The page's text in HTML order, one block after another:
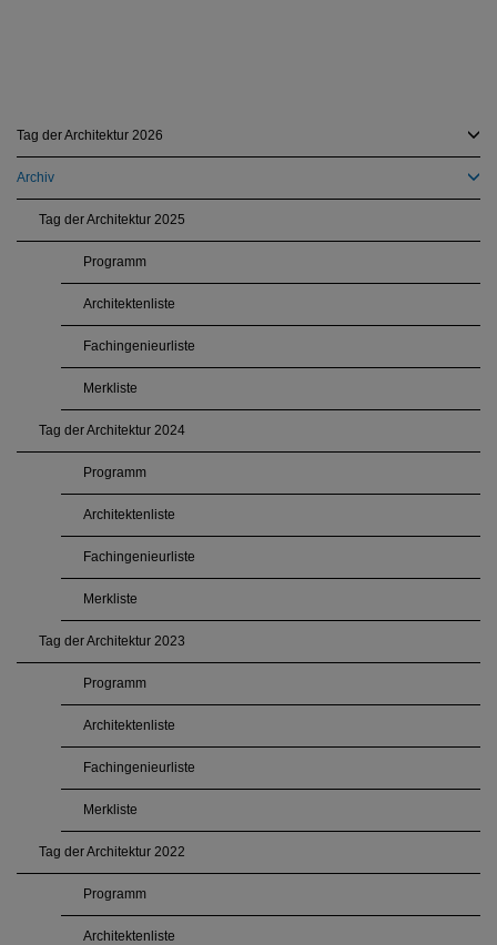
Tag der Architektur 2026
Archiv
Tag der Architektur 2025
Programm
Architektenliste
Fachingenieurliste
Merkliste
Tag der Architektur 2024
Programm
Architektenliste
Fachingenieurliste
Merkliste
Tag der Architektur 2023
Programm
Architektenliste
Fachingenieurliste
Merkliste
Tag der Architektur 2022
Programm
Architektenliste